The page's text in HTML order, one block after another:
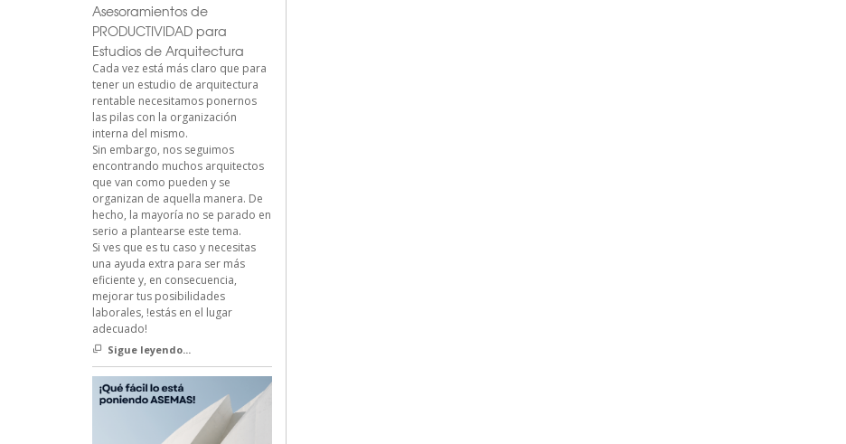
Asesoramientos de
PRODUCTIVIDAD para
Estudios de Arquitectura
Cada vez está más claro que para
tener un estudio de arquitectura
rentable necesitamos ponernos
las pilas con la organización
interna del mismo.
Sin embargo, nos seguimos
encontrando muchos arquitectos
que van como pueden y se
organizan de aquella manera. De
hecho, la mayoría no se parado en
serio a plantearse este tema.
Si ves que es tu caso y necesitas
una ayuda extra para ser más
eficiente y, en consecuencia,
mejorar tus posibilidades
laborales, !estás en el lugar
adecuado!
Sigue leyendo...